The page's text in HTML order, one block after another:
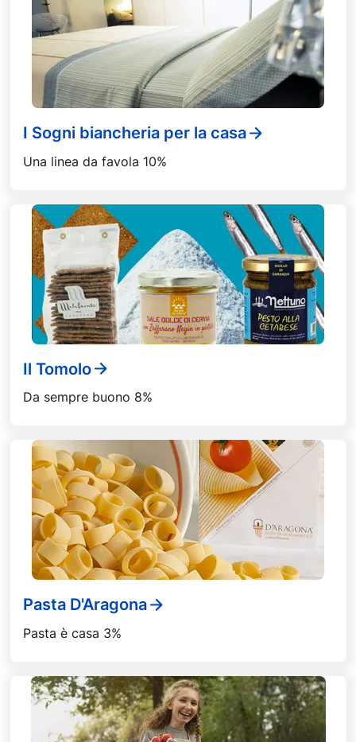
I Sogni biancheria per la casa
Una linea da favola 10%
Il Tomolo
Da sempre buono 8%
Pasta D'Aragona
Pasta è casa 3%